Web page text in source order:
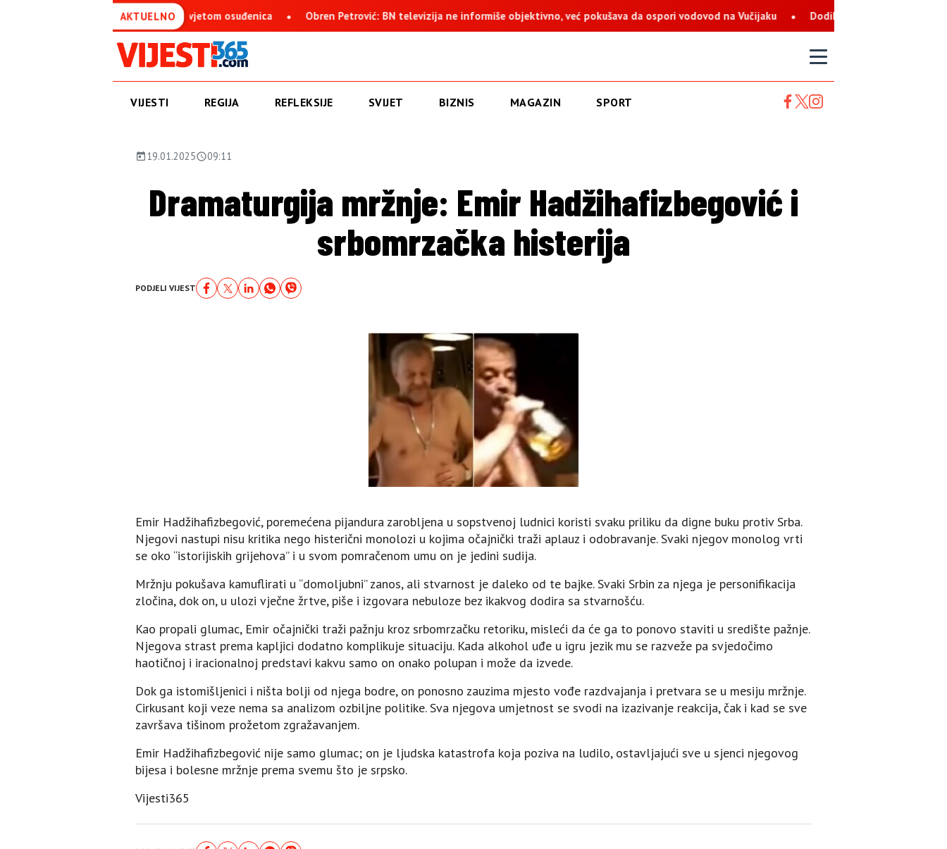
AKTUELNO
predsjedava Savjetom osuđenica Obren Petrović: BN televizija ne informiše objektivno, već pokušava da ospori vodovod na Vučijaku Dodik: Zukan Helez ekstremista koji svaku priliku
VIJESTI REGIJA REFLEKSIJE SVIJET BIZNIS MAGAZIN SPORT
19.01.2025 09:11
Dramaturgija mržnje: Emir Hadžihafizbegović i
srbomrzačka histerija
PODJELI VIJEST
Emir Hadžihafizbegović, poremećena pijandura zarobljena u sopstvenoj ludnici koristi svaku priliku da digne buku protiv Srba.
Njegovi nastupi nisu kritika nego histerični monolozi u kojima očajnički traži aplauz i odobravanje. Svaki njegov monolog vrti
se oko “istorijiskih grijehova” i u svom pomračenom umu on je jedini sudija.
Mržnju pokušava kamuflirati u “domoljubni” zanos, ali stvarnost je daleko od te bajke. Svaki Srbin za njega je personifikacija
zločina, dok on, u ulozi vječne žrtve, piše i izgovara nebuloze bez ikakvog dodira sa stvarnošću.
Kao propali glumac, Emir očajnički traži pažnju kroz srbomrzačku retoriku, misleći da će ga to ponovo staviti u središte pažnje.
Njegova strast prema kapljici dodatno komplikuje situaciju. Kada alkohol uđe u igru jezik mu se razveže pa svjedočimo
haotičnoj i iracionalnoj predstavi kakvu samo on onako polupan i može da izvede.
Dok ga istomišljenici i ništa bolji od njega bodre, on ponosno zauzima mjesto vođe razdvajanja i pretvara se u mesiju mržnje.
Cirkusant koji veze nema sa analizom ozbiljne politike. Sva njegova umjetnost se svodi na izazivanje reakcija, čak i kad se sve
završava tišinom prožetom zgražavanjem.
Emir Hadžihafizbegović nije samo glumac; on je ljudska katastrofa koja poziva na ludilo, ostavljajući sve u sjenci njegovog
bijesa i bolesne mržnje prema svemu što je srpsko.
Vijesti365